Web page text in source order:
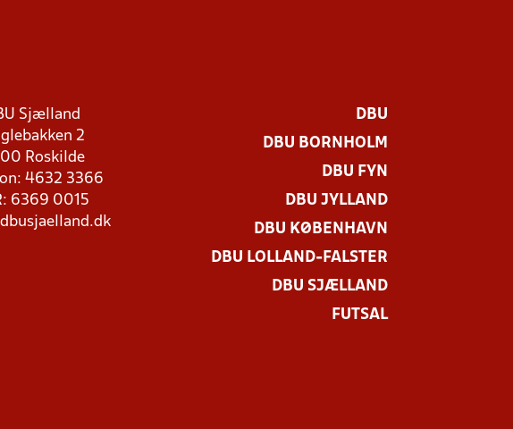
Sjælland
2
Roskilde
4632 3366
6369 0015
DBU
DBU BORNHOLM
DBU FYN
DBU JYLLAND
DBU KØBENHAVN
DBU LOLLAND-FALSTER
DBU SJÆLLAND
FUTSAL